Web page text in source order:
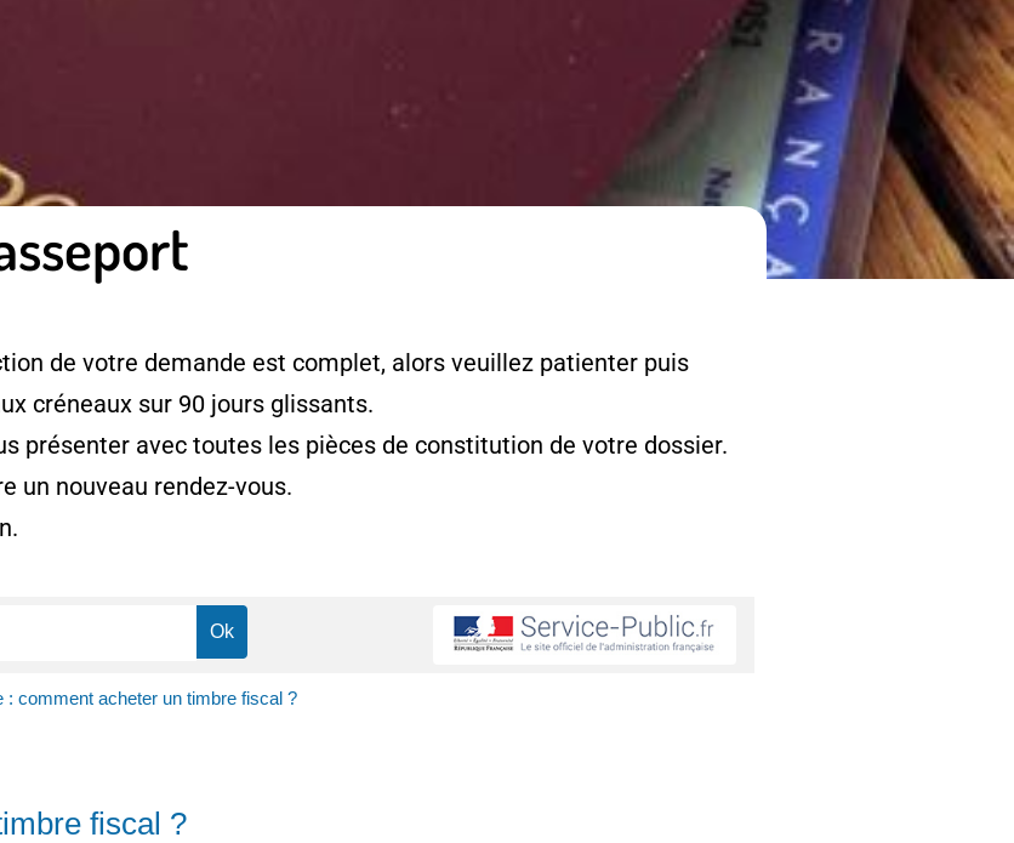
de votre demande est complet, alors veuillez patienter puis
créneaux sur 90 jours glissants.
présenter avec toutes les pièces de constitution de votre dossier.
un nouveau rendez-vous.
: comment acheter un timbre fiscal ?
fiscal ?